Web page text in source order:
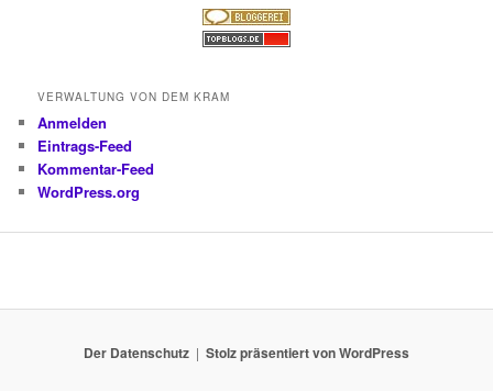
VERWALTUNG VON DEM KRAM
Anmelden
Eintrags-Feed
Kommentar-Feed
WordPress.org
Der Datenschutz Stolz präsentiert von WordPress